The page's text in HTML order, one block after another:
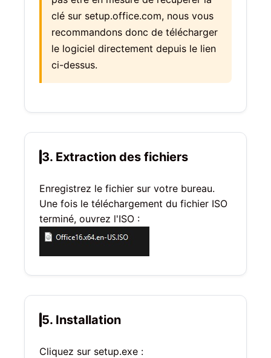
clé sur setup.office.com, nous vous
recommandons donc de télécharger
le logiciel directement depuis le lien
ci-dessus.
3. Extraction des fichiers
Enregistrez le fichier sur votre bureau.
Une fois le téléchargement du fichier ISO
terminé, ouvrez l'ISO :
5. Installation
Cliquez sur setup.exe :